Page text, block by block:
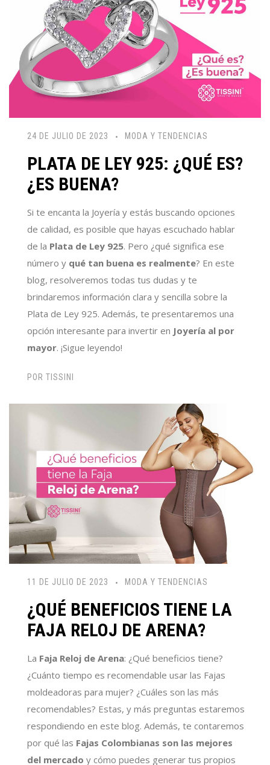
24 DE JULIO DE 2023 MODA Y TENDENCIAS
PLATA DE LEY 925: ¿QUÉ ES?
¿ES BUENA?
Si te encanta la Joyería y estás buscando opciones
de calidad, es posible que hayas escuchado hablar
de la Plata de Ley 925. Pero ¿qué significa ese
número y qué tan buena es realmente? En este
blog, resolveremos todas tus dudas y te
brindaremos información clara y sencilla sobre la
Plata de Ley 925. Además, te presentaremos una
opción interesante para invertir en Joyería al por
mayor. ¡Sigue leyendo!
POR TISSINI
11 DE JULIO DE 2023 MODA Y TENDENCIAS
¿QUÉ BENEFICIOS TIENE LA
FAJA RELOJ DE ARENA?
La Faja Reloj de Arena: ¿Qué beneficios tiene?
¿Cuánto tiempo es recomendable usar las Fajas
moldeadoras para mujer? ¿Cuáles son las más
recomendables? Estas, y más preguntas estaremos
respondiendo en este blog. Además, te contaremos
por qué las Fajas Colombianas son las mejores
del mercado y cómo puedes generar tus propios